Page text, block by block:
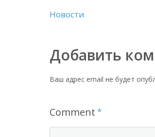
Новости
Добавить
Ваш адрес email не будет
Comment *